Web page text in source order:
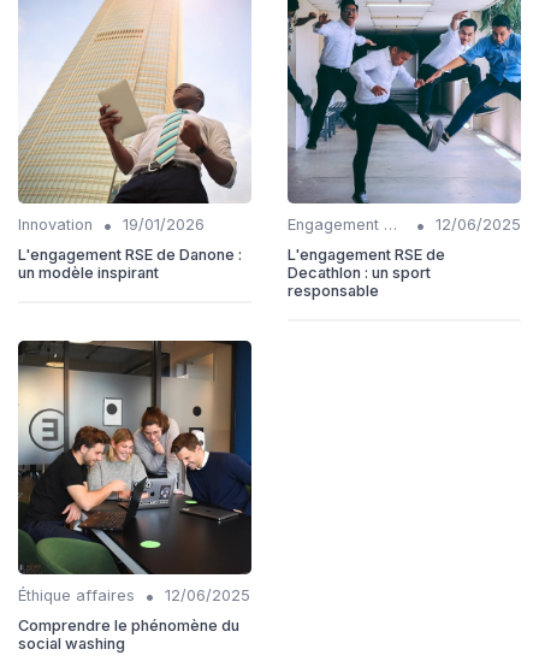
Innovation •
19/01/2026
L'engagement RSE de Danone :
un modèle inspirant
Engagement communautaire •
12/06/2025
L'engagement RSE de
Decathlon : un sport
responsable
Éthique affaires •
12/06/2025
Comprendre le phénomène du
social washing